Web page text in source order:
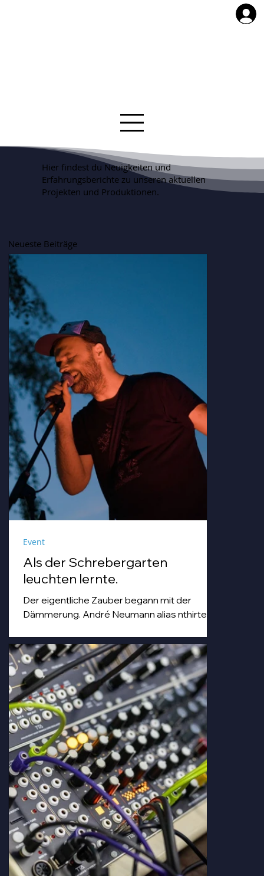
Neueste Beiträge
Als der Schrebergarten
leuchten lernte.
Der eigentliche Zauber begann mit der
Dämmerung. André Neumann alias nthirteen
strich mit einem Geigenbogen über seine E-
Gitarre, während die Sonne unterging.
Goldenes Abendlicht mischte sich mit
Farbspots in Türkis, Lila und Blau – die
„Erdbeere" versank für ein paar Minuten in
einem verträumten Meer aus Musik und
Farbe, das man in einer Kleingartenanlage
einfach nicht erwartet.
Event
Hier findest du Neuigkeiten und
Erfahrungsberichte zu unseren aktuellen
Projekten und Produktionen.